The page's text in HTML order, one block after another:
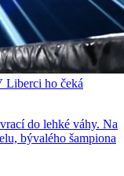
Liberci ho čeká
do lehké váhy. Na
bývalého šampiona